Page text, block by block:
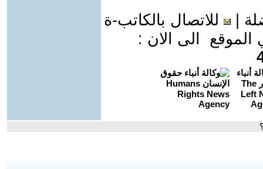
للاتصال بالكاتب-ة
الى الان :